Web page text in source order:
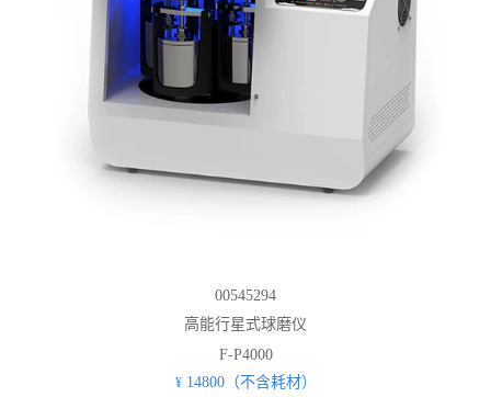
00545294
高能行星式球磨仪
F-P4000
¥ 14800（不含耗材）